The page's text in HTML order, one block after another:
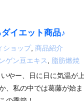
イエット商品♪
ショップ, 商品紹介
ゲン豆エキス
脂肪燃焼
やー、日に日に気温が
、私の中では葛藤が始